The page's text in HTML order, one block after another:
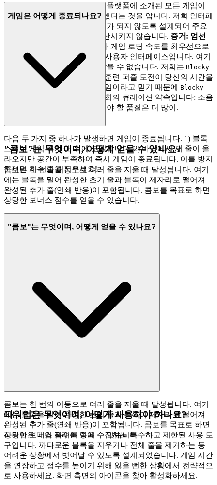
다는 느낌입니다. 당신은 저희 플랫폼에 소개된 모든 게임이
엄격한 품질 벤치마크를 통과했다는 것을 압니다. 저희 인터페
이스는 매끄럽고, 빠르며, 방해가 되지 않도록 설계되어 주요
이벤트에서 당신의 주의를 분산시키지 않습니다. 증거: 엄선
과 게임 로딩 속도를 최우선으로
하는 깨끗하고 번개처럼 빠른 사용자 인터페이스입니다. 여기
서는 수천 개의 복제 게임을 찾을 수 없습니다. 저희는 Blocky
의 우아한 디자인과 두뇌 훈련 퍼즐 도전이 당신의 시간을
할애할 가치가 있는 특별한 게임이라고 믿기 때문에
Blocky
를 선보입니다. 그것이 저희의 큐레이션 약속입니다: 소음
은 줄이고, 당신이 마땅히 누려야 할 품질은 더 많이.
게임은 어떻게 종료되나요?
다음 두 가지 중 하나가 발생하면 게임이 종료됩니다. 1) 블록
스택이 게임 격자 맨 위에 도달합니다. 2) 바닥에서 새 줄이 올
라오지만 공간이 부족하여 즉시 게임이 종료됩니다. 이를 방지
하려면 계속 줄을 지우세요!
"콤보"는 무엇이며, 어떻게 얻을 수 있나요?
콤보는 한 번의 이동으로 여러 줄을 지울 때 달성됩니다. 여기
에는 블록을 밀어 완성한 초기 줄과 블록이 제자리로 떨어져
완성된 추가 줄(연쇄 반응)이 포함됩니다. 콤보를 목표로 하면
상당한 보너스 점수를 얻을 수 있습니다.
"콤보"는 무엇이며, 어떻게 얻을 수 있나요?
콤보는 한 번의 이동으로 여러 줄을 지울 때 달성됩니다. 여기
에는 블록을 밀어 완성한 초기 줄과 블록이 제자리로 떨어져
완성된 추가 줄(연쇄 반응)이 포함됩니다. 콤보를 목표로 하면
상당한 보너스 점수를 얻을 수 있습니다.
파워업은 무엇이며, 어떻게 사용해야 하나요?
파워업은 게임 플레이 중에 수집하는 특수하고 제한된 사용 도
구입니다. 까다로운 블록을 지우거나 전체 줄을 제거하는 등
어려운 상황에서 벗어날 수 있도록 설계되었습니다. 게임 시간
을 연장하고 점수를 높이기 위해 잃을 뻔한 상황에서 전략적으
로 사용하세요. 화면 측면의 아이콘을 찾아 활성화하세요.